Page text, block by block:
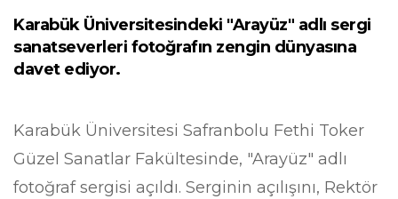
Karabük Üniversitesindeki "Arayüz" adlı sergi
sanatseverleri fotoğrafın zengin dünyasına
davet ediyor.
Karabük Üniversitesi Safranbolu Fethi Toker
Güzel Sanatlar Fakültesinde, "Arayüz" adlı
fotoğraf sergisi açıldı. Serginin açılışını, Rektör